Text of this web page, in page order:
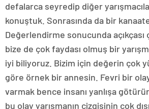
defalarca seyredip diğer
konuştuk. Sonrasında da bir
Değerlendirme sonucunda
bize de çok faydası olmuş bir
iyi biliyoruz. Bizim için değerin çok
göre örnek bir annesin. Fevri bir
varmak bence insanı yanlışa
bu olay yarışmanın çizgisinin çok